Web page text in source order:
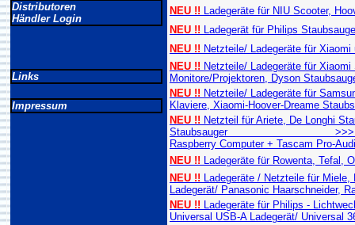
Distributoren
Händler Login
Links
Impressum
NEU !! Ladegeräte für NIU Scooter,
NEU !! Ladegerät für Philips
NEU !! Netzteile/ Ladegeräte für
NEU !! Netzteile/ Ladegeräte für
Monitore/Projektoren, Dyson
NEU !! Netzteile/ Ladegeräte für
Klaviere, Xiaomi-Hoover-Dreame
NEU !! Netzteil für Ariete, De Longhi
Staubsauger >>> Universal
Raspberry Computer + Tascam Pro-
NEU !! Ladegeräte für Rowenta, Tefal,
NEU !! Ladegeräte / Netzteile für
Ladegerät/ Panasonic Haarschneider,
NEU !! Ladegeräte für Philips -
Universal USB-A Ladegerät/ Universal